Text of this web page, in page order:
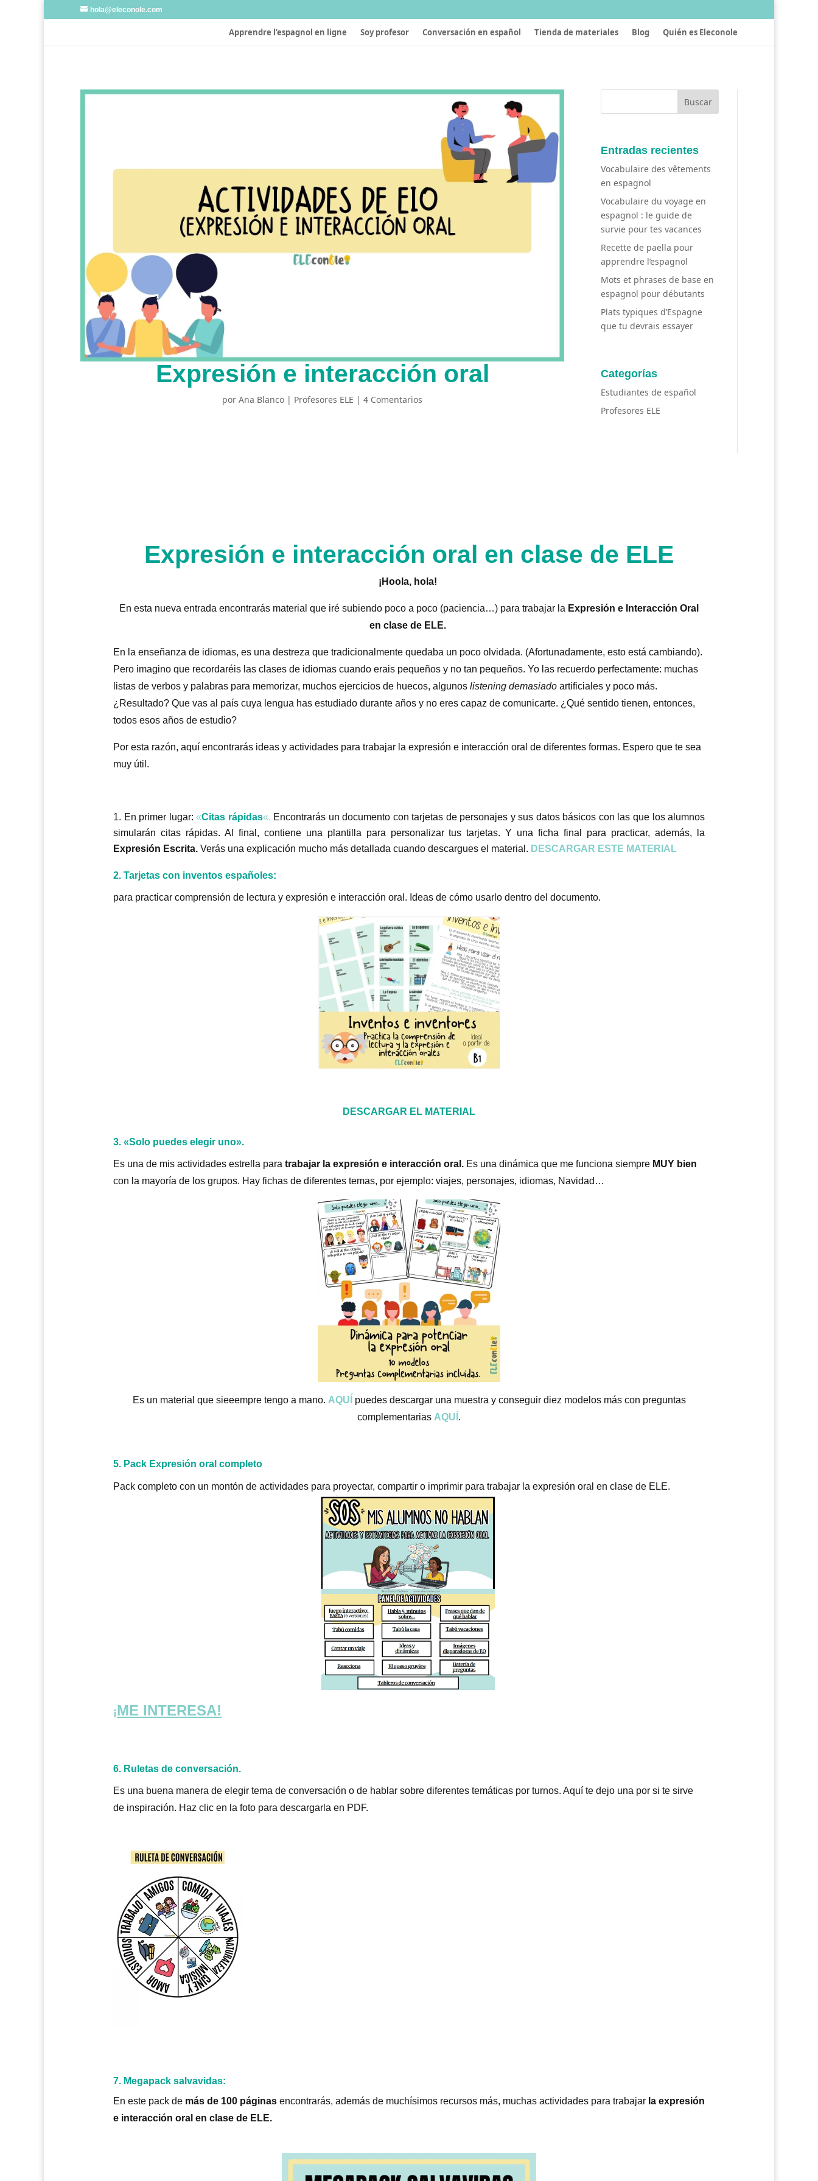
hola@eleconole.com
Apprendre l’espagnol en ligne Soy profesor Conversación en español Tienda de materiales Blog Quién es Eleconole
Expresión e interacción oral
porAna Blanco | Profesores ELE |4 Comentarios
Entradas recientes
Vocabulaire des vêtements
en espagnol
Vocabulaire du voyage en
espagnol : le guide de
survie pour tes vacances
Recette de paella pour
apprendre l’espagnol
Mots et phrases de base en
espagnol pour débutants
Plats typiques d’Espagne
que tu devrais essayer
Categorías
Estudiantes de español
Profesores ELE
Expresión e interacción oral en clase de ELE
¡Hoola, hola!
En esta nueva entrada encontrarás material que iré subiendo poco a poco (paciencia…) para trabajar la Expresión e Interacción Oral
en clase de ELE.
En la enseñanza de idiomas, es una destreza que tradicionalmente quedaba un poco olvidada. (Afortunadamente, esto está cambiando).
Pero imagino que recordaréis las clases de idiomas cuando erais pequeños y no tan pequeños. Yo las recuerdo perfectamente: muchas
listas de verbos y palabras para memorizar, muchos ejercicios de huecos, algunos listening demasiado artificiales y poco más.
¿Resultado? Que vas al país cuya lengua has estudiado durante años y no eres capaz de comunicarte. ¿Qué sentido tienen, entonces,
todos esos años de estudio?
Por esta razón, aquí encontrarás ideas y actividades para trabajar la expresión e interacción oral de diferentes formas. Espero que te sea
muy útil.
En primer lugar: «Citas rápidas«. Encontrarás un documento con tarjetas de personajes y sus datos básicos con las que los alumnos
simularán citas rápidas. Al final, contiene una plantilla para personalizar tus tarjetas. Y una ficha final para practicar, además, la
Expresión Escrita. Verás una explicación mucho más detallada cuando descargues el material. DESCARGAR ESTE MATERIAL
2. Tarjetas con inventos españoles:
para practicar comprensión de lectura y expresión e interacción oral. Ideas de cómo usarlo dentro del documento.
DESCARGAR EL MATERIAL
3. «Solo puedes elegir uno».
Es una de mis actividades estrella para trabajar la expresión e interacción oral. Es una dinámica que me funciona siempre MUY bien
con la mayoría de los grupos. Hay fichas de diferentes temas, por ejemplo: viajes, personajes, idiomas, Navidad…
Es un material que sieeempre tengo a mano. AQUÍ puedes descargar una muestra y conseguir diez modelos más con preguntas
complementarias AQUÍ .
5. Pack Expresión oral completo
Pack completo con un montón de actividades para proyectar, compartir o imprimir para trabajar la expresión oral en clase de ELE.
¡ME INTERESA!
6. Ruletas de conversación.
Es una buena manera de elegir tema de conversación o de hablar sobre diferentes temáticas por turnos. Aquí te dejo una por si te sirve
de inspiración. Haz clic en la foto para descargarla en PDF.
7. Megapack salvavidas:
En este pack de más de 100 páginas encontrarás, además de muchísimos recursos más, muchas actividades para trabajar la expresión
e interacción oral en clase de ELE.